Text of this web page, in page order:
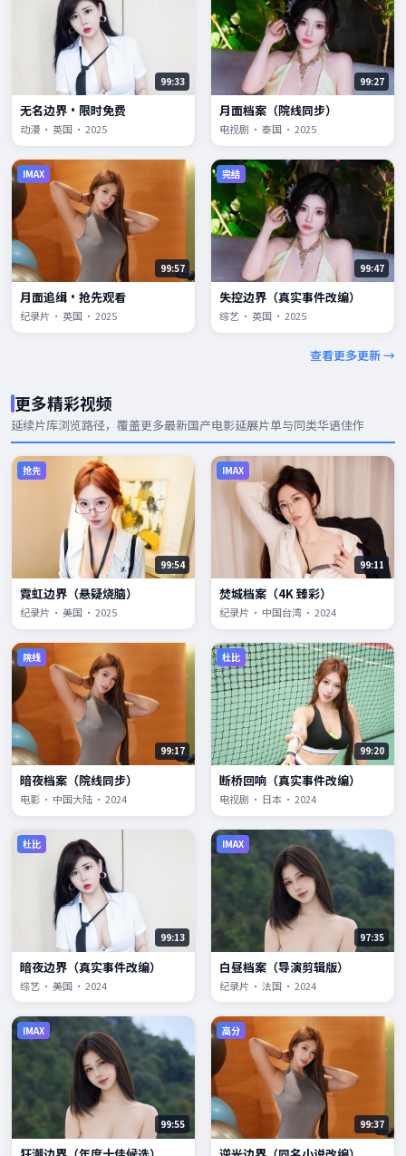
99:33
无名边界·限时免费
动漫 · 英国 · 2025
99:27
月面档案（院线同步）
电视剧 · 泰国 · 2025
IMAX
99:57
月面追缉·抢先观看
纪录片 · 英国 · 2025
完结
99:47
失控边界（真实事件改编）
综艺 · 英国 · 2025
查看更多更新 →
更多精彩视频
延续片库浏览路径，覆盖更多最新国产电影延展片单与同类华语佳作
抢先
99:54
霓虹边界（悬疑烧脑）
纪录片 · 美国 · 2025
IMAX
99:11
焚城档案（4K 臻彩）
纪录片 · 中国台湾 · 2024
院线
99:17
暗夜档案（院线同步）
电影 · 中国大陆 · 2024
杜比
99:20
断桥回响（真实事件改编）
电视剧 · 日本 · 2024
杜比
99:13
暗夜边界（真实事件改编）
综艺 · 美国 · 2024
IMAX
97:35
白昼档案（导演剪辑版）
纪录片 · 法国 · 2024
IMAX
99:55
高分
99:37